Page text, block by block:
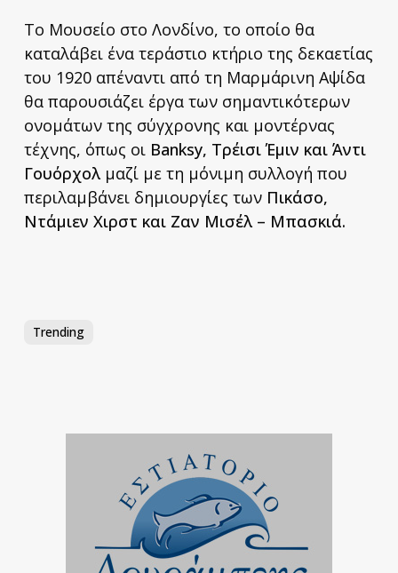
Το Μουσείο στο Λονδίνο, το οποίο θα
καταλάβει ένα τεράστιο κτήριο της δεκαετίας
του 1920 απέναντι από τη Μαρμάρινη Αψίδα
θα παρουσιάζει έργα των σημαντικότερων
ονομάτων της σύγχρονης και μοντέρνας
τέχνης, όπως οι Banksy, Τρέισι Έμιν και Άντι
Γουόρχολμαζί με τη μόνιμη συλλογή που
περιλαμβάνει δημιουργίες των Πικάσο,
Ντάμιεν Χιρστ και Ζαν Μισέλ – Μπασκιά.
Trending